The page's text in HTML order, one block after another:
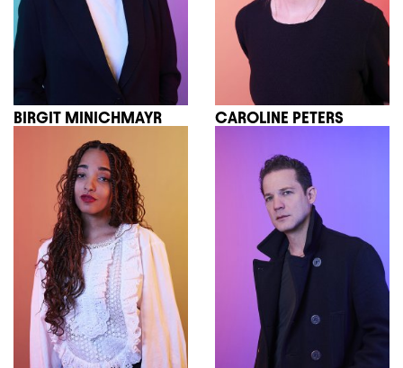
BIRGIT MINICHMAYR CAROLINE PETERS